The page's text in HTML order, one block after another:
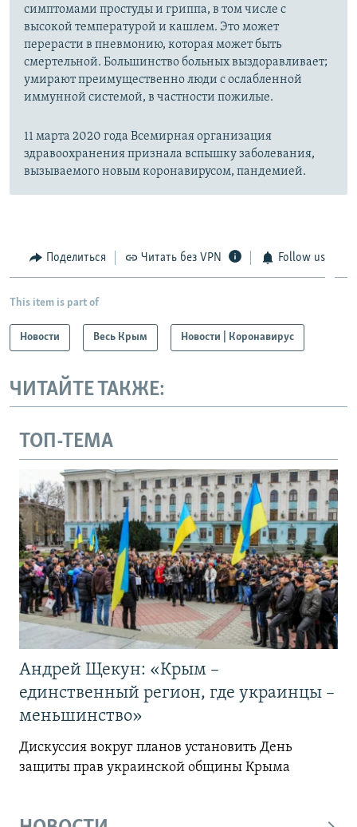
симптомами простуды и гриппа, в том числе с
высокой температурой и кашлем. Это может
перерасти в пневмонию, которая может быть
смертельной. Большинство больных выздоравливает;
умирают преимущественно люди с ослабленной
иммунной системой, в частности пожилые.
11 марта 2020 года Всемирная организация
здравоохранения признала вспышку заболевания,
вызываемого новым коронавирусом, пандемией.
Поделиться Читать без VPN Follow us
This item is part of
Новости Весь Крым Новости | Коронавирус
ЧИТАЙТЕ ТАКЖЕ:
ТОП-ТЕМА
Андрей Щекун: «Крым –
единственный регион, где украинцы –
меньшинство»
Дискуссия вокруг планов установить День
защиты прав украинской общины Крыма